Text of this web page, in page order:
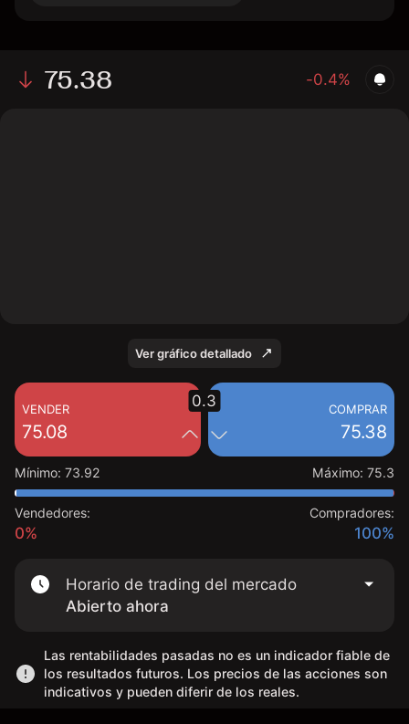
75.38 -0.4%
Ver gráfico detallado
VENDER
75.08
COMPRAR
75.38
0.3
Mínimo: 73.92 Máximo: 75.3
Vendedores:
0%
Compradores:
100%
Horario de trading del mercado
Abierto ahora
Las rentabilidades pasadas no es un indicador fiable de
los resultados futuros. Los precios de las acciones son
indicativos y pueden diferir de los reales.